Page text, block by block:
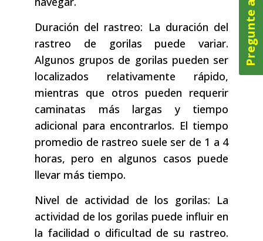
Duración del rastreo: La duración del
rastreo de gorilas puede variar.
Algunos grupos de gorilas pueden ser
localizados relativamente rápido,
mientras que otros pueden requerir
caminatas más largas y tiempo
adicional para encontrarlos. El tiempo
promedio de rastreo suele ser de 1 a 4
horas, pero en algunos casos puede
llevar más tiempo.
Nivel de actividad de los gorilas: La
actividad de los gorilas puede influir en
la facilidad o dificultad de su rastreo.